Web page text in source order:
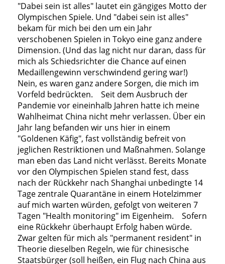
"Dabei sein ist alles" lautet ein gängiges Motto der
Olympischen Spiele. Und "dabei sein ist alles"
bekam für mich bei den um ein Jahr
verschobenen Spielen in Tokyo eine ganz andere
Dimension. (Und das lag nicht nur daran, dass für
mich als Schiedsrichter die Chance auf einen
Medaillengewinn verschwindend gering war!)
Nein, es waren ganz andere Sorgen, die mich im
Vorfeld bedrückten. Seit dem Ausbruch der
Pandemie vor eineinhalb Jahren hatte ich meine
Wahlheimat China nicht mehr verlassen. Über ein
Jahr lang befanden wir uns hier in einem
"Goldenen Käfig", fast vollständig befreit von
jeglichen Restriktionen und Maßnahmen. Solange
man eben das Land nicht verlässt. Bereits Monate
vor den Olympischen Spielen stand fest, dass
nach der Rückkehr nach Shanghai unbedingte 14
Tage zentrale Quarantäne in einem Hotelzimmer
auf mich warten würden, gefolgt von weiteren 7
Tagen "Health monitoring" im Eigenheim. Sofern
eine Rückkehr überhaupt Erfolg haben würde.
Zwar gelten für mich als "permanent resident" in
Theorie dieselben Regeln, wie für chinesische
Staatsbürger (soll heißen, ein Flug nach China aus